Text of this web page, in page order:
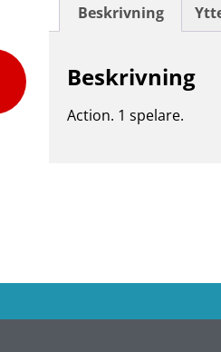
Beskrivning
Beskrivning
Action. 1 spelare.